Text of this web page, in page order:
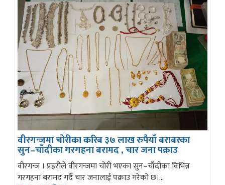
वीरगन्जमा चोरीका करिब ३७ लाख रुपैयाँ बराबरका
सुन–चाँदीका गरगहना बरामद , चार जना पक्राउ
वीरगन्ज । प्रहरीले वीरगन्जमा चोरी भएका सुन–चाँदीका विभिन्न
गरगहना बरामद गर्दै चार जनालाई पक्राउ गरेको छ।...